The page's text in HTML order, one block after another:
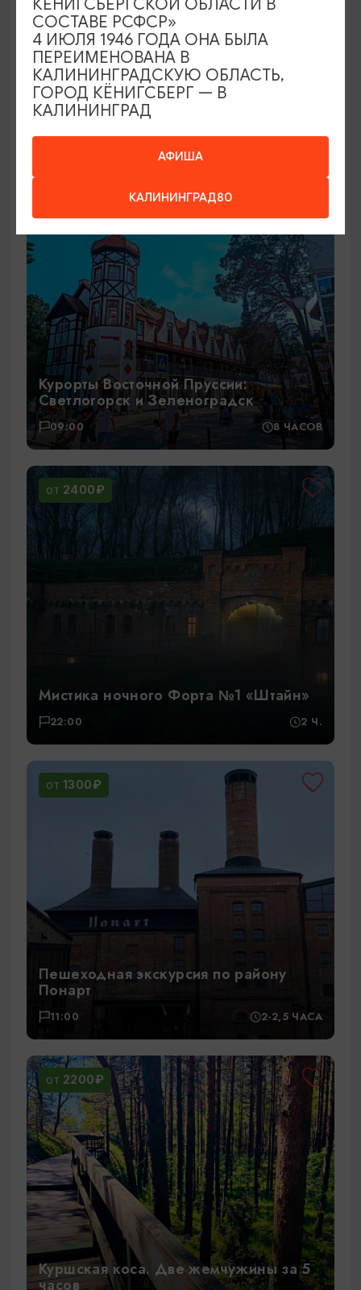
Куршская коса - дорога в дюны:
Высота Эфа, Танцующий лес,
Фрингилла
Курорты Восточной Пруссии:
Светлогорск и Зеленоградск
09:00 8 ЧАСОВ
ОТ 2400₽
Мистика ночного Форта №1 «Штайн»
22:00 2 Ч.
ОТ 1300₽
Пешеходная экскурсия по району
Понарт
11:00 2-2,5 ЧАСА
ОТ 2200₽
Куршская коса. Две жемчужины за 5
часов
АФИША
КАЛИНИНГРАД80
КЕНИГСБЕРГСКОЙ ОБЛАСТИ В
СОСТАВЕ РСФСР»
4 ИЮЛЯ 1946 ГОДА ОНА БЫЛА
ПЕРЕИМЕНОВАНА В
КАЛИНИНГРАДСКУЮ ОБЛАСТЬ,
ГОРОД КЁНИГСБЕРГ — В
КАЛИНИНГРАД